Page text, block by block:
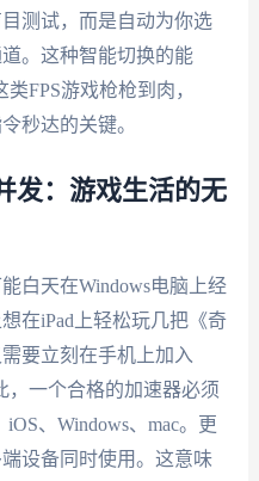
测试，而是自动为你选
。这种智能切换的能
FPS游戏枪枪到肉，
秒达的关键。
发：游戏生活的无
白天在Windows电脑上经
在iPad上轻松玩几把《奇
要立刻在手机上加入
，一个合格的加速器必须
、Windows、mac。更
设备同时使用。这意味